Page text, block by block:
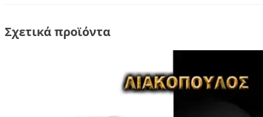
Σχετικά προϊόντα